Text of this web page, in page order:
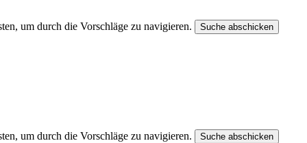
um durch die Vorschläge zu navigieren. Suche abschicken
um durch die Vorschläge zu navigieren. Suche abschicken